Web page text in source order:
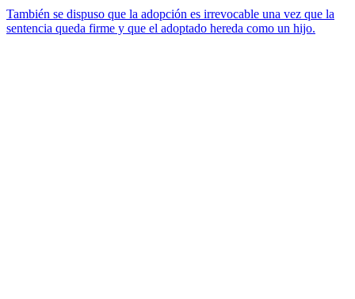
También se dispuso que la adopción es irrevocable una vez que la
sentencia queda firme y que el adoptado hereda como un hijo.